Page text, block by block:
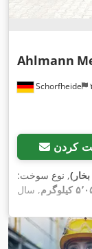
Schorfheide
Ahlmann
کردن
, نوع سوخت:
کیلوگرم
, سال
بازرسی ایمنی UVV, بیل 4 در 1, بیل
چرخ محرک, کابین